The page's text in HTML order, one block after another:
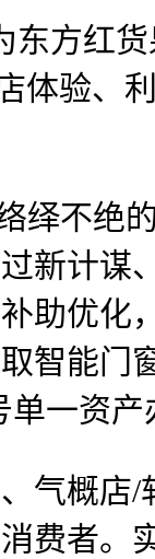
方红货
体验、
不绝
新计谋
助优化
智能门
一资产
概店/
费者。